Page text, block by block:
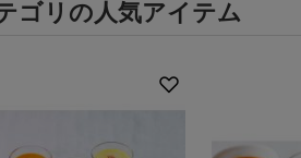
ゴリの人気アイテム